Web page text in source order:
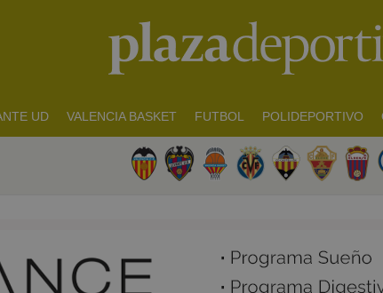
UD VALENCIA BASKET FUTBOL POLIDEPORTIVO